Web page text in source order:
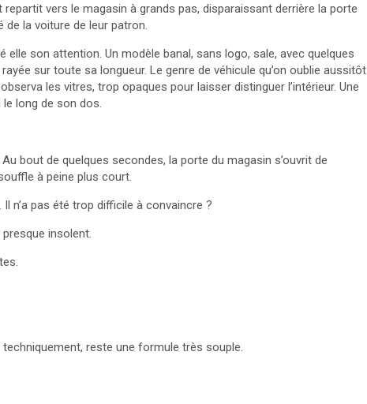
vers le magasin à grands pas, disparaissant derrière la porte
de la voiture de leur patron.
son attention. Un modèle banal, sans logo, sale, avec quelques
sur toute sa longueur. Le genre de véhicule qu’on oublie aussitôt
les vitres, trop opaques pour laisser distinguer l’intérieur. Une
long de son dos.
bout de quelques secondes, la porte du magasin s’ouvrit de
à peine plus court.
n’a pas été trop difficile à convaincre ?
insolent.
techniquement, reste une formule très souple.